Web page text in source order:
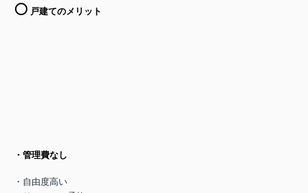
⚪️ 戸建てのメリット
・管理費なし
・自由度高い